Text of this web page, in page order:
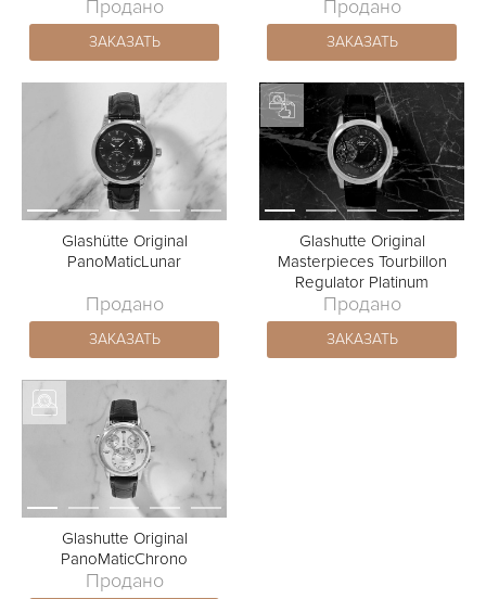
Продано
ЗАКАЗАТЬ
Продано
ЗАКАЗАТЬ
Glashütte Original
PanoMaticLunar
Продано
ЗАКАЗАТЬ
Glashutte Original
Masterpieces Tourbillon
Regulator Platinum
Продано
ЗАКАЗАТЬ
Glashutte Original
PanoMaticChrono
Продано